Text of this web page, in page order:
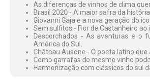
As diferenças de vinhos de clima
Brasil 2020 - A maior safra da
Giovanni Gaja e a nova geração do
Sem sulfitos - Flor de Castanheiro ao
Descorchados - As aventuras e o
América do Sul.
Château Ausone - O poeta latino que
Como garrafas do mesmo vinho
Harmonização com clássicos do sul